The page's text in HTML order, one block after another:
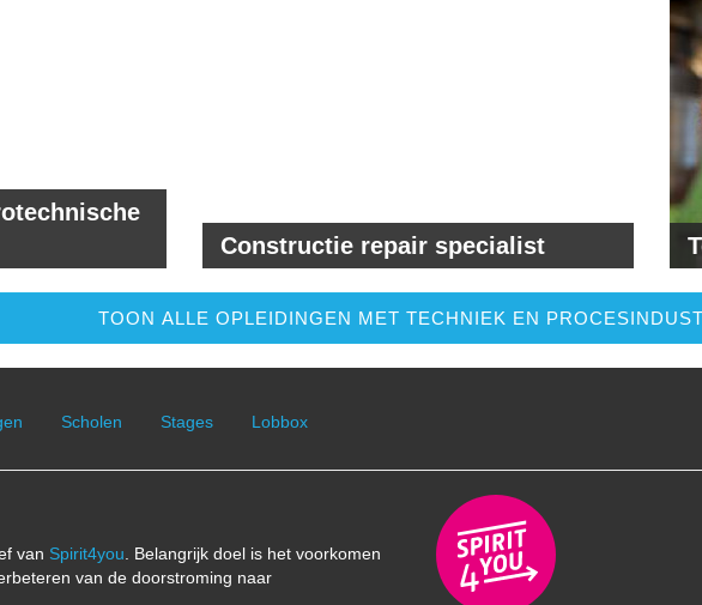
Constructie repair specialist
TOON ALLE OPLEIDINGEN MET TECHNIEK EN
Scholen Stages Lobbox
van Spirit4you . Belangrijk doel is het voorkomen
van de doorstroming naar